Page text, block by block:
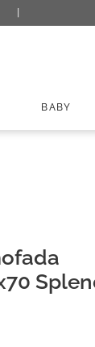
BABY